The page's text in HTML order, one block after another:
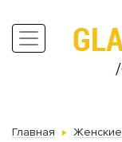
Главная